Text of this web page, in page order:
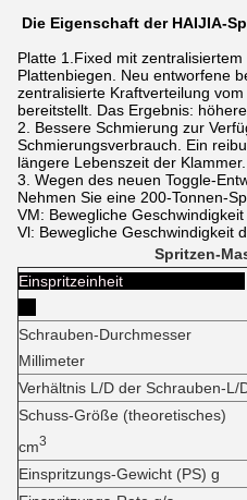
Die Eigenschaft der HAIJIA-
Platte 1.Fixed mit
Plattenbiegen. Neu entworfene
zentralisierte Kraftverteilung
bereitstellt. Das Ergebnis:
2. Bessere Schmierung zur
Schmierungsverbrauch. Ein
längere Lebenszeit der
3. Wegen des neuen Toggle-
Nehmen Sie eine 200-Tonnen-
VM: Bewegliche
Vl: Bewegliche Geschwindigkeit
Spritzen-
Einspritzeinheit
Schrauben-Durchmesser
Millimeter
Verhältnis L/D der Schrauben-L/
Schuss-Größe (theoretisches)
cm3
Einspritzungs-Gewicht (PS) g